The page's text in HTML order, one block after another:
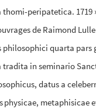
thomi-peripatetica. 1719
de Raimond Lulle
philosophici quarta
tradita in seminario
datus a
physicae, metaphisicae